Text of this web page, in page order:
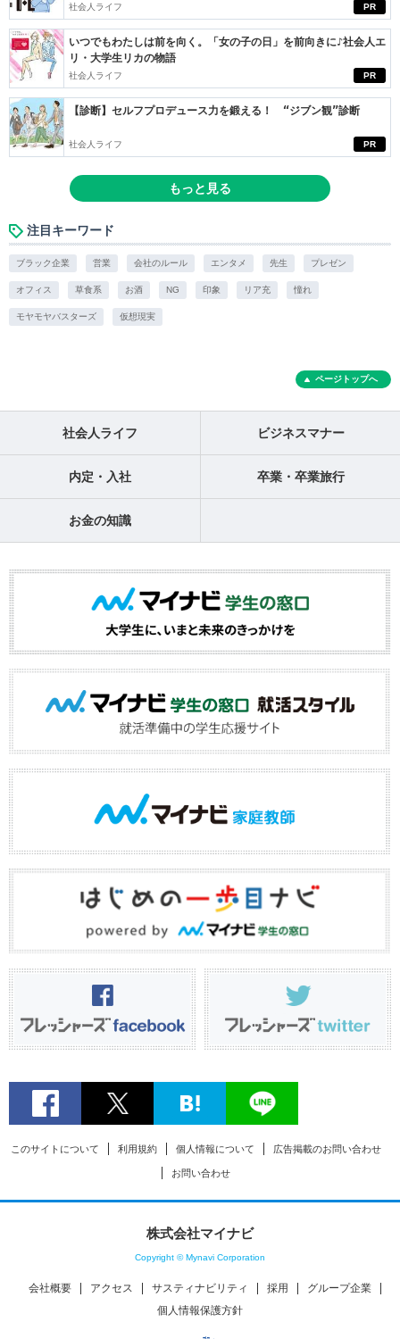
PR
社会人ライフ
PR
いつでもわたしは前を向く。「女の子の日」を前向きに♪社会人エ
リ・大学生リカの物語
社会人ライフ
PR
【診断】セルフプロデュース力を鍛える！ “ジブン観”診断
社会人ライフ
もっと見る
注目キーワード
ブラック企業 営業 会社のルール エンタメ 先生 プレゼン
オフィス 草食系 お酒 NG 印象 リア充 憧れ
モヤモヤバスターズ 仮想現実
ページトップへ
社会人ライフ ビジネスマナー
内定・入社 卒業・卒業旅行
お金の知識
このサイトについて 利用規約 個人情報について 広告掲載のお問い合わせ
お問い合わせ
株式会社マイナビ
Copyright © Mynavi Corporation
会社概要 アクセス サスティナビリティ 採用
グループ企業
個人情報保護方針